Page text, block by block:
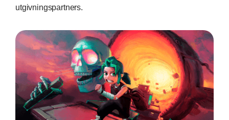
utgivningspartners.